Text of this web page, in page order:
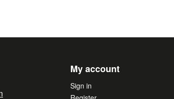
My account
Sign in